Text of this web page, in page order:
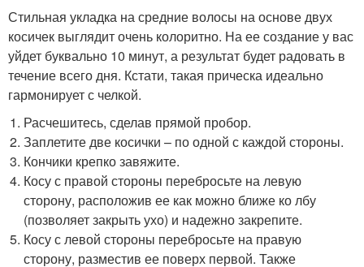
Стильная укладка на средние волосы на основе двух
косичек выглядит очень колоритно. На ее создание у вас
уйдет буквально 10 минут, а результат будет радовать в
течение всего дня. Кстати, такая прическа идеально
гармонирует с челкой.
Расчешитесь, сделав прямой пробор.
Заплетите две косички – по одной с каждой стороны.
Кончики крепко завяжите.
Косу с правой стороны перебросьте на левую
сторону, расположив ее как можно ближе ко лбу
(позволяет закрыть ухо) и надежно закрепите.
Косу с левой стороны перебросьте на правую
сторону, разместив ее поверх первой. Также